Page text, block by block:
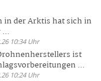
in der Arktis hat sich in
10:34 Uhr
ist
...
10:24 Uhr